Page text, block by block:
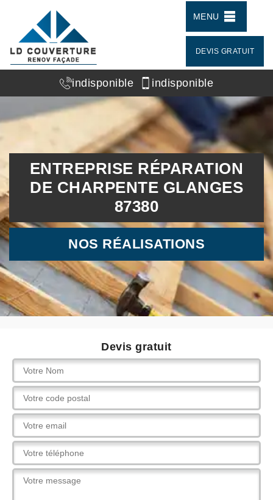
MENU
DEVIS GRATUIT
indisponible indisponible
ENTREPRISE RÉPARATION
DE CHARPENTE GLANGES
87380
NOS RÉALISATIONS
Devis gratuit